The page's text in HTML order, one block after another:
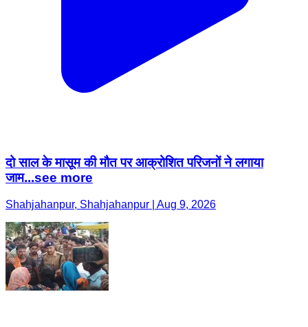
दो साल के मासूम की मौत पर आक्रोशित परिजनों ने लगाया
जाम...see more
Shahjahanpur, Shahjahanpur | Aug 9, 2026